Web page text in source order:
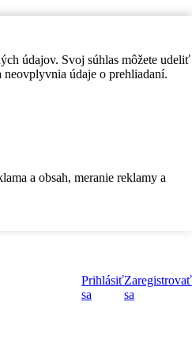
údajov. Svoj súhlas môžete udeliť
údaje o prehliadaní.
a obsah, meranie reklamy a
Prihlásiť
sa
Zaregistrovať
sa